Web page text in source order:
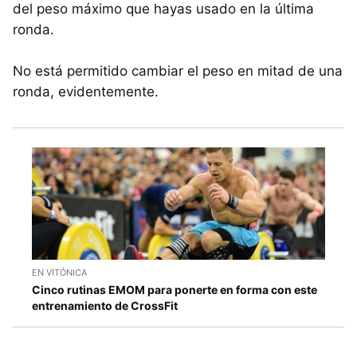
del peso máximo que hayas usado en la última
ronda.
No está permitido cambiar el peso en mitad de una
ronda, evidentemente.
EN VITÓNICA
Cinco rutinas EMOM para ponerte en forma con este
entrenamiento de CrossFit